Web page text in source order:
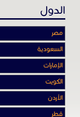
عن موقع
أدواتنا
والشـاري
والخـدمـات
تصفح في